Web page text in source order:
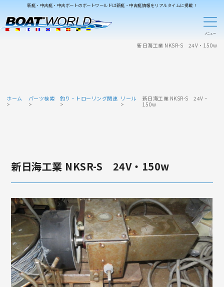
新艇・中古艇・中古ボートのボートワールドは新艇・中古艇情報をリアルタイムに掲載！
新日海工業 NKSR-S 24V・150w
ホーム パーツ検索 釣り・トローリング関連 リール
新日海工業 NKSR-S 24V・
150w
新日海工業 NKSR-S 24V・150w